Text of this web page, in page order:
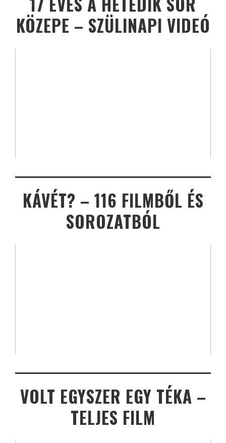
KÖZEPE – SZÜLINAPI VIDEÓ
KÁVÉT? – 116 FILMBŐL ÉS
SOROZATBÓL
VOLT EGYSZER EGY TÉKA –
TELJES FILM